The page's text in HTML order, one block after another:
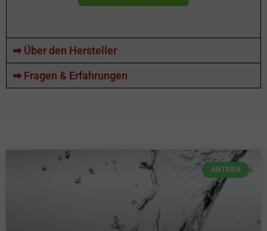
➡ Über den Hersteller
➡ Fragen & Erfahrungen
ANTRIEB